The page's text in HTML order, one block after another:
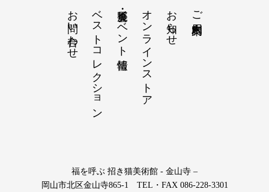
ご利用案内
お知らせ
オンラインストア
展覧会・イベント情報
ベストコレクション
お問い合わせ
福を呼ぶ 招き猫美術館 - 金山寺 –
岡山市北区金山寺865-1 TEL・FAX 086-228-3301